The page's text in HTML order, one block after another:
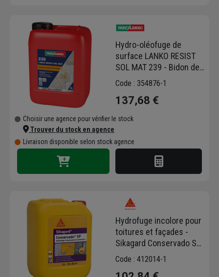
Hydro-oléofuge de
surface LANKO RESIST
SOL MAT 239 - Bidon de
5,0 LTR
Code : 354876-1
137,68 €
Choisir une agence pour vérifier le stock
Trouver du stock en agence
Livraison disponible selon stock agence
Hydrofuge incolore pour
toitures et façades -
Sikagard Conservado SP
- Bidon de 5,00 LTR
Code : 412014-1